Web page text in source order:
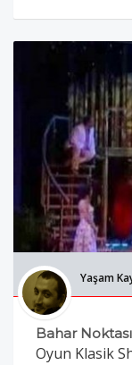
Yaşam
Bahar
Oyun Klasik